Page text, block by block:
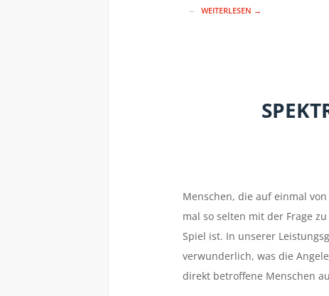
WEITERLESEN →
Menschen, die auf einmal
mal so selten mit der Frage
Spiel ist. In unserer
verwunderlich, was die
direkt betroffene Menschen